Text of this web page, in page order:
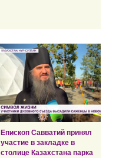
Епископ Савватий принял
участие в закладке в
столице Казахстана парка